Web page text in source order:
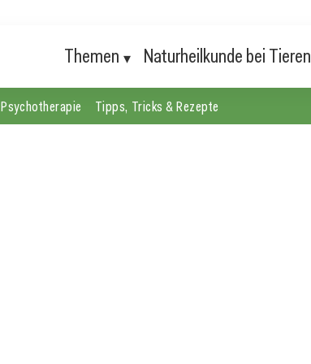
Themen Naturheilkunde bei Tieren
Psychotherapie Tipps, Tricks & Rezepte